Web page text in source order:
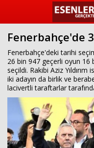
Fenerbahçe'de
Fenerbahçe'deki tarihi
26 bin 947 geçerli oyun 16
seçildi. Rakibi Aziz
iki adayın da birlik ve
lacivertli taraftarlar